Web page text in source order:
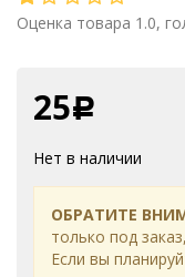
Оценка товара 1.0,
25Р
Нет в наличии
ОБРАТИТЕ
только под
Если вы